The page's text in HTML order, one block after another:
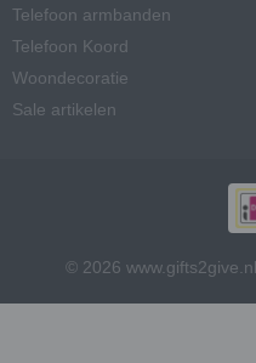
Telefoon armbanden
Telefoon Koord
Woondecoratie
Sale artikelen
© 2026